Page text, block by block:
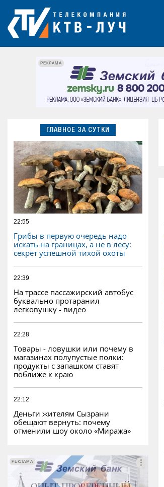
РЕКЛАМА
ГЛАВНОЕ ЗА СУТКИ
22:55
Грибы в первую очередь надо
искать на границах, а не в лесу:
секрет успешной тихой охоты
22:39
На трассе пассажирский автобус
буквально протаранил
легковушку - видео
22:28
Товары - ловушки или почему в
магазинах полупустые полки:
продукты с запашком ставят
поближе к краю
22:12
Деньги жителям Сызрани
обещают вернуть: почему
отменили шоу около «Миража»
РЕКЛАМА
РЕКЛАМА